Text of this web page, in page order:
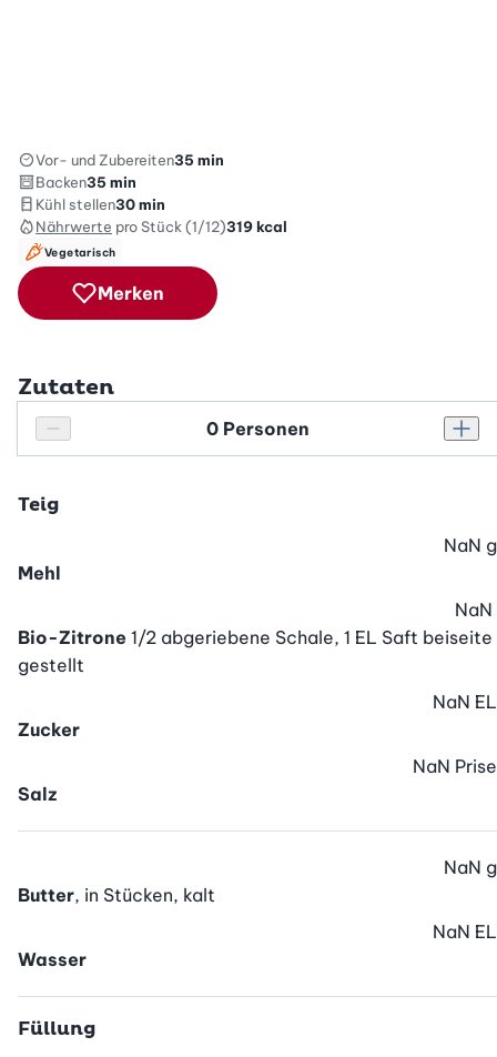
Vor- und Zubereiten35 min
Backen35 min
Kühl stellen30 min
Nährwerte pro Stück (1/12)319kcal
Vegetarisch
Merken
Zutaten
Personenanzahl verringern
Personenanzahl
Teig
Mehl
NaN g
Bio-Zitrone 1/2 abgeriebene Schale, 1 EL Saft beiseite
gestellt
NaN
Zucker
NaN EL
Salz
NaN Prise
Butter, in Stücken, kalt
NaN g
Wasser
NaN EL
Füllung